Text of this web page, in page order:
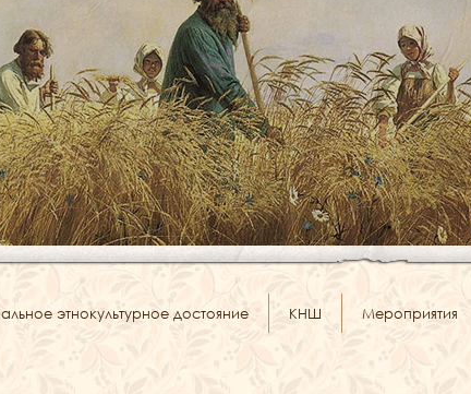
этнокультурное достояние КНШ Мероприятия